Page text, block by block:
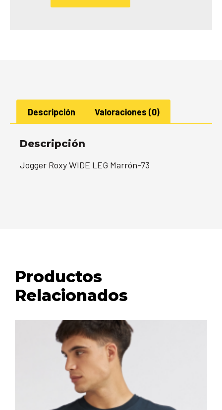
Descripción Valoraciones (0)
Descripción
Jogger Roxy WIDE LEG Marrón-73
Productos
Relacionados